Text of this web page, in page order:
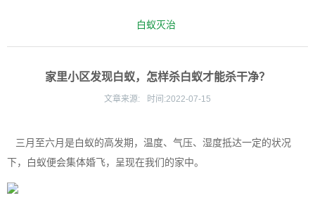
白蚁灭治
家里小区发现白蚁，怎样杀白蚁才能杀干净？
文章来源: 时间:2022-07-15
三月至六月是白蚁的高发期，温度、气压、湿度抵达一定的状况
下，白蚁便会集体婚飞，呈现在我们的家中。